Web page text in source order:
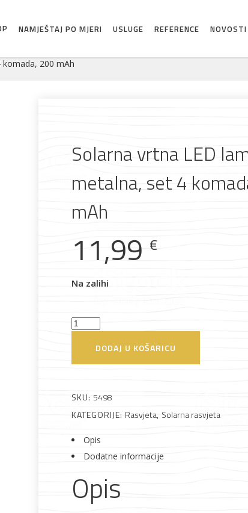
ponudi
Elektromaterijal Vijčana roba
NAMJEŠTAJ PO MJERI USLUGE REFERENCE NOVOSTI
200 mAh
Solarna vrtna LED
metalna, set 4
mAh
11,99 €
Na zalihi
Solarna
set
4
komada,
200
količina
DODAJ U KOŠARICU
SKU: 5498
KATEGORIJE: Rasvjeta, Solarna rasvjeta
Opis
Dodatne informacije
Opis